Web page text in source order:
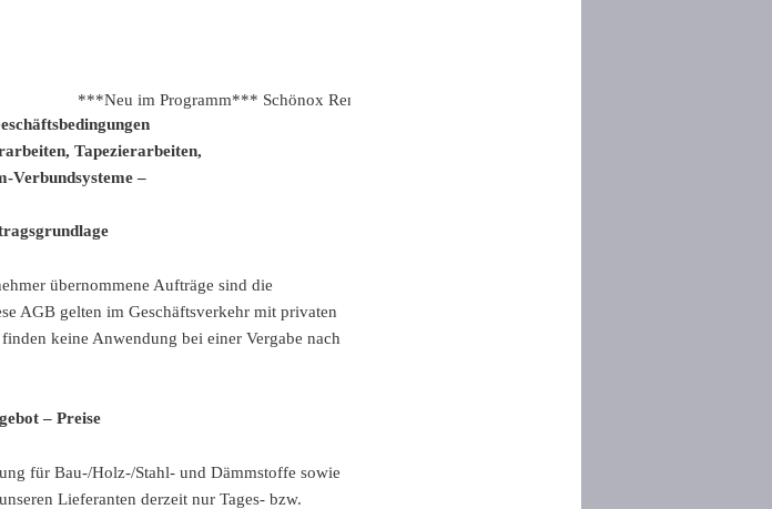
***Neu im Programm*** Schönox Renotherm Fußbodenheizung
Tapezierarbeiten,
Verbundsysteme –
übernommene Aufträge sind die
AGB gelten im Geschäftsverkehr mit privaten
keine Anwendung bei einer Vergabe nach
– Preise
für Bau-/Holz-/Stahl- und Dämmstoffe sowie
Lieferanten derzeit nur Tages- bzw.